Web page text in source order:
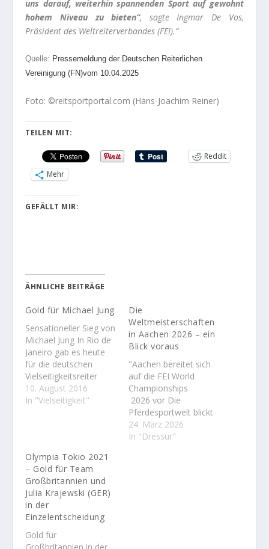
uns darauf, weiterhin spannenden Sport auf gewohnt
hohem Niveau zu bieten“, sagte Ingmar De Vos,
Präsident des Weltreiterverbandes (FEI).“
Quelle: Pressemeldung der Deutschen Reiterlichen
Vereinigung (FN)vom 10.04.2025
Foto: ©reitsportportal.com (Hans-Joachim Reiner)
TEILEN MIT:
Reddit
Mehr
GEFÄLLT MIR:
ÄHNLICHE BEITRÄGE
Gold für Michael Jung
Sensationeller Sieg von
Michael Jung In Rio de
Janeiro gab es heute
für die deutschen
Vielseitigkeitsreiter
Grund zum Feiern.
Michael Jung bewies
Vielseitigkeitsreiter ist.
Nach seinen
hervorragenden
Leistungten in der
Dressur und seinem
grandiosen Geländeritt
hatte der deutsche
Ausnahmereiter…
10. August 2016
In "Vielseitigkeit"
Die
Weltmeisterschaften
in Aachen 2026 – ein
Blick voraus
"Aachen bereitet sich
auf die FEI World
Championships
2026 vor Die
Pferdesportwelt blickt
gespannt nach Aachen:
Vom 11. bis 23. August
24. März 2026
In "Dressur"
Olympia Tokio 2021
– Gold für Team
Großbritannien und
Julia Krajewski (GER)
in der
Einzelentscheidung
Gold für